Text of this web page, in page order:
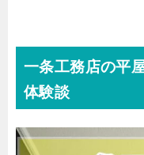
一条工務店の平
体験談